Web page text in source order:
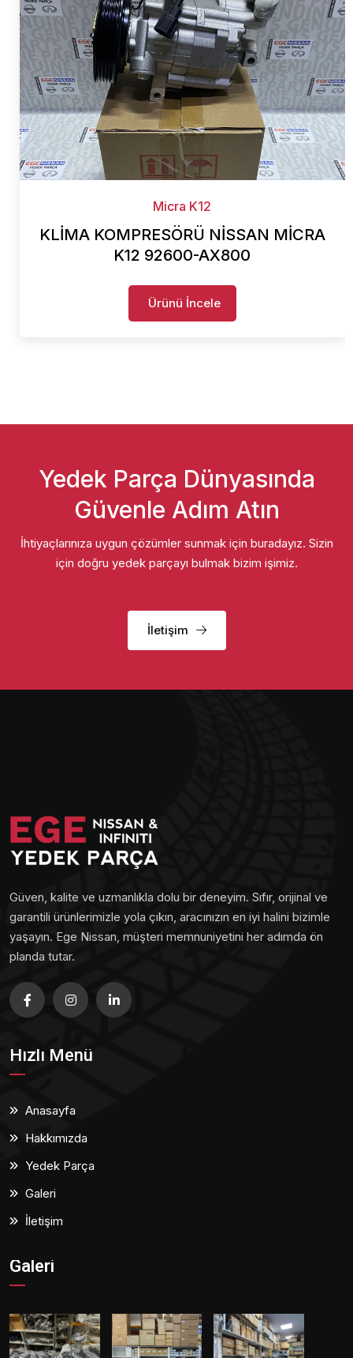
Micra K12
KLİMA KOMPRESÖRÜ NİSSAN MİCRA
K12 92600-AX800
Ürünü İncele
Yedek Parça Dünyasında
Güvenle Adım Atın
İhtiyaçlarınıza uygun çözümler sunmak için buradayız. Sizin
için doğru yedek parçayı bulmak bizim işimiz.
İletişim
Güven, kalite ve uzmanlıkla dolu bir deneyim. Sıfır, orijinal ve
garantili ürünlerimizle yola çıkın, aracınızın en iyi halini bizimle
yaşayın. Ege Nissan, müşteri memnuniyetini her adımda ön
planda tutar.
Hızlı Menü
Anasayfa
Hakkımızda
Yedek Parça
Galeri
İletişim
Galeri